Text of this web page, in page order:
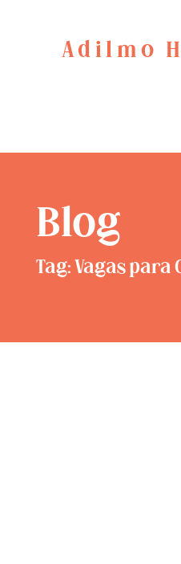
Adilmo
Blog
Tag: Vagas para